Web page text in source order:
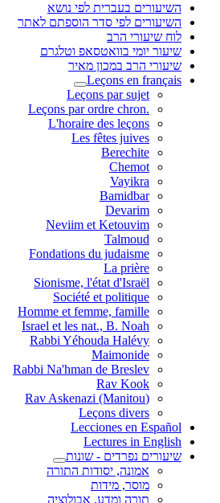
השיעורים בעברית לפי נושא
השיעורים לפי סדר הוספתם לאתר
לוח שיעורי הרב
שיעור יומי בוואטסאפ וטלגרם
שיעורי הרב במכון מאיר
Leçons en français
Leçons par sujet
.Leçons par ordre chron
L'horaire des leçons
Les fêtes juives
Berechite
Chemot
Vayikra
Bamidbar
Devarim
Neviim et Ketouvim
Talmoud
Fondations du judaisme
La prière
Sionisme, l'état d'Israël
Société et politique
Homme et femme, famille
Israel et les nat., B. Noah
Rabbi Yéhouda Halévy
Maimonide
Rabbi Na'hman de Breslev
Rav Kook
(Rav Askenazi (Manitou
Leçons divers
Lecciones en Español
Lectures in English
שיעורים נפרדים - שונות
אמונה, יסודות התורה
מוסר, מידות
תורה ומדע, אבולוציה